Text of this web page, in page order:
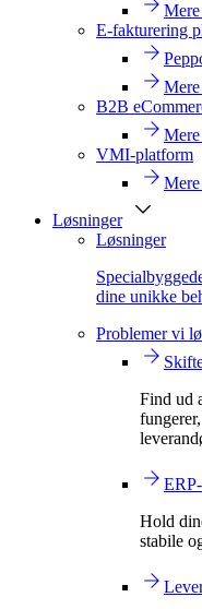
E-fakturering
B2B
VMI-platform
Løsninger
Løsninger
dine unikke
Problemer vi
Find ud
Hold
stabile